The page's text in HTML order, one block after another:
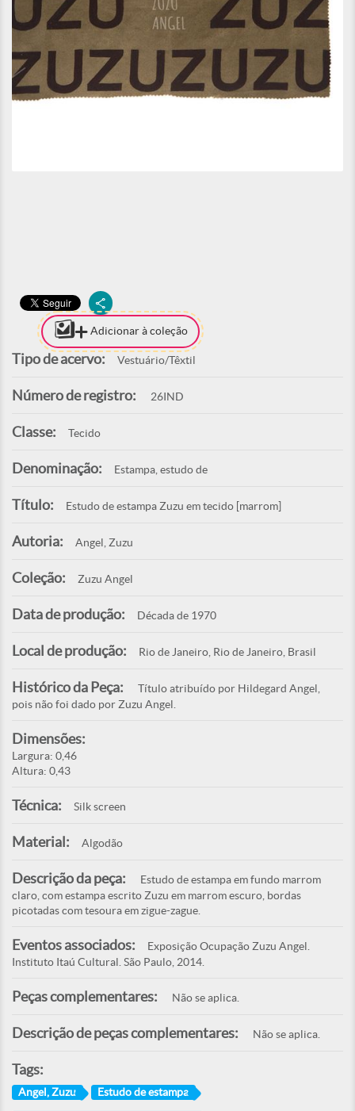
Adicionar à coleção
Tipo de acervo: Vestuário/Têxtil
Número de registro: 26IND
Classe: Tecido
Denominação: Estampa, estudo de
Título: Estudo de estampa Zuzu em tecido [marrom]
Autoria: Angel, Zuzu
Coleção: Zuzu Angel
Data de produção: Década de 1970
Local de produção: Rio de Janeiro, Rio de Janeiro, Brasil
Histórico da Peça:
Título atribuído por Hildegard Angel,
pois não foi dado por Zuzu Angel.
Dimensões:
Largura: 0,46
Altura: 0,43
Técnica: Silk screen
Material: Algodão
Descrição da peça:
Estudo de estampa em fundo marrom
claro, com estampa escrito Zuzu em marrom escuro, bordas
picotadas com tesoura em zigue-zague.
Eventos associados:
Exposição Ocupação Zuzu Angel.
Instituto Itaú Cultural. São Paulo, 2014.
Peças complementares: Não se aplica.
Descrição de peças complementares: Não se aplica.
Tags:
Angel, Zuzu Estudo de estampa